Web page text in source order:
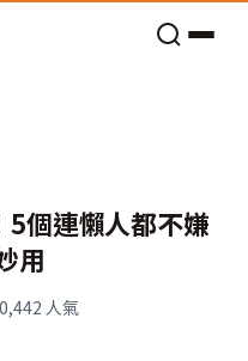
5個連懶人都不嫌
用
人氣